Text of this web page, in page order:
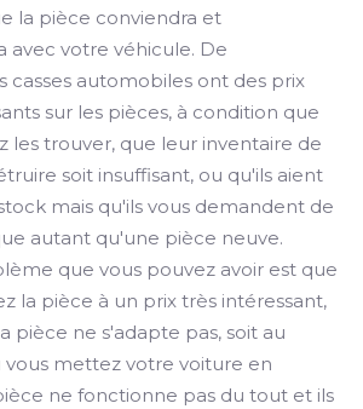
la pièce conviendra et
avec votre véhicule. De
casses automobiles ont des prix
sur les pièces, à condition que
les trouver, que leur inventaire de
soit insuffisant, ou qu'ils aient
mais qu'ils vous demandent de
autant qu'une pièce neuve.
que vous pouvez avoir est que
la pièce à un prix très intéressant,
pièce ne s'adapte pas, soit au
mettez votre voiture en
ne fonctionne pas du tout et ils